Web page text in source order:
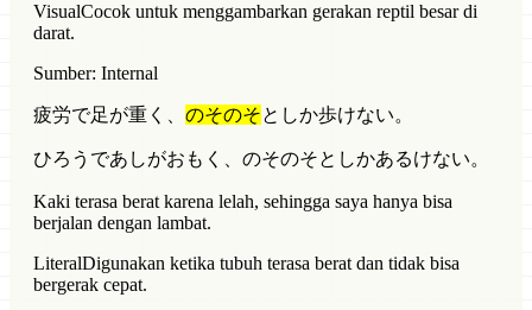
VisualCocok untuk menggambarkan gerakan reptil besar di
darat.
Sumber: Internal
疲労で足が重く、 のそのそとしか歩けない。
ひろうであしがおもく、のそのそとしかあるけない。
Kaki terasa berat karena lelah, sehingga saya hanya bisa
berjalan dengan lambat.
LiteralDigunakan ketika tubuh terasa berat dan tidak bisa
bergerak cepat.